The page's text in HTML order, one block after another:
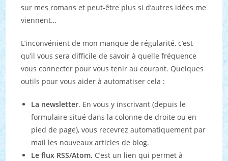
sur mes romans et peut-être plus si d’autres idées me
viennent…
L’inconvénient de mon manque de régularité, c’est
qu’il vous sera difficile de savoir à quelle fréquence
vous connecter pour vous tenir au courant. Quelques
outils pour vous aider à automatiser cela :
La newsletter. En vous y inscrivant (depuis le
formulaire situé dans la colonne de droite ou en
pied de page), vous recevrez automatiquement par
mail les nouveaux articles de blog.
Le flux RSS/Atom. C’est un lien qui permet à